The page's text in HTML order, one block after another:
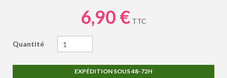
6,90 € TTC
Quantité
EXPÉDITION SOUS 48-72H